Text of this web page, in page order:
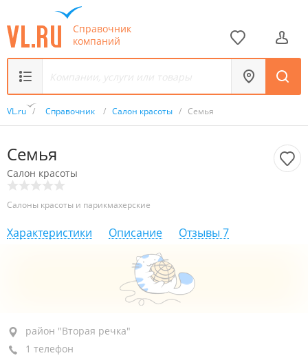
Справочник
компаний
VL.ru / Справочник / Салон красоты / Семья
Семья
Салон красоты
Салоны красоты и парикмахерские
Характеристики Описание Отзывы 7
район "Вторая речка", ул. Чкалова, 24
1-й этаж
район "Вторая речка"
1 телефон